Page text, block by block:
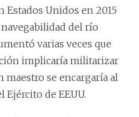
Unidos en 2015
del río
varias veces que
implicaría militarizar
maestro se encargaría al
Ejército de EEUU.